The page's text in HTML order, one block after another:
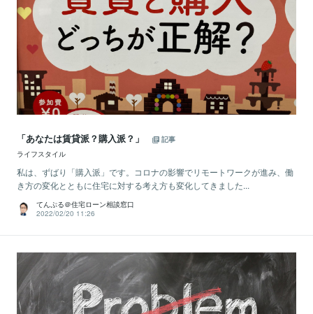
「あなたは賃貸派？購入派？」
記事
ライフスタイル
私は、ずばり「購入派」です。コロナの影響でリモートワークが進み、働
き方の変化とともに住宅に対する考え方も変化してきました...
てんぷる＠住宅ローン相談窓口
2022/02/20 11:26